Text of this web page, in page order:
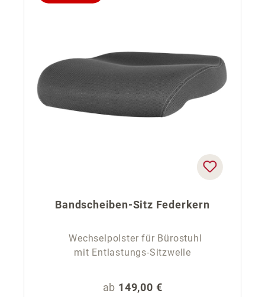
Bandscheiben-Sitz Federkern
Wechselpolster für Bürostuhl
mit Entlastungs-Sitzwelle
Regulärer Preis:
ab 149,00 €